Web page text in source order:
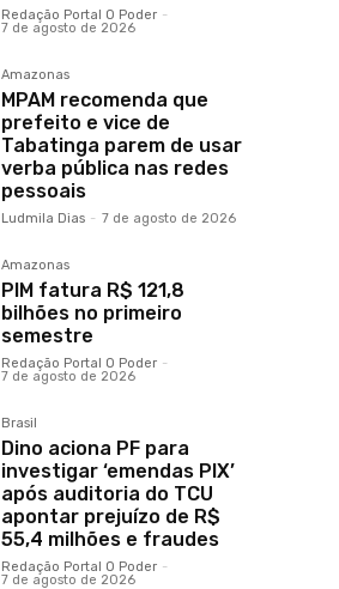
Redação Portal O Poder -
7 de agosto de 2026
Amazonas
MPAM recomenda que
prefeito e vice de
Tabatinga parem de usar
verba pública nas redes
pessoais
Ludmila Dias - 7 de agosto de 2026
Amazonas
PIM fatura R$ 121,8
bilhões no primeiro
semestre
Redação Portal O Poder -
7 de agosto de 2026
Brasil
Dino aciona PF para
investigar ‘emendas PIX’
após auditoria do TCU
apontar prejuízo de R$
55,4 milhões e fraudes
Redação Portal O Poder -
7 de agosto de 2026